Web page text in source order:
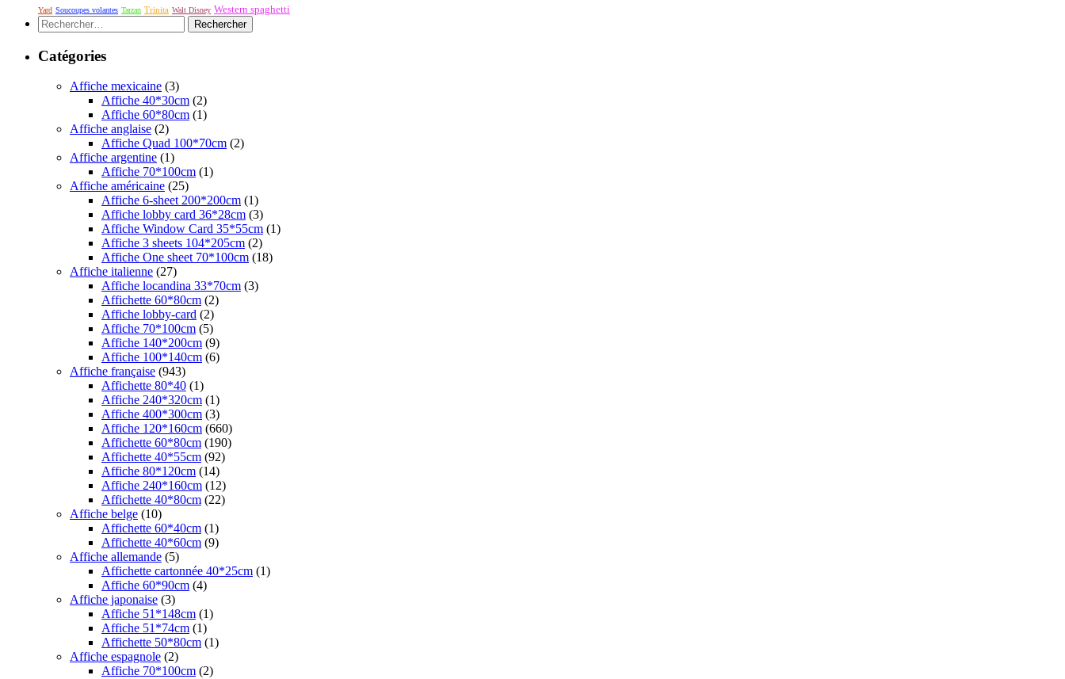
Yard Soucoupes volantes Tarzan Trinita Walt Disney Western spaghetti
Rechercher :
Catégories
Affiche mexicaine (3)
Affiche 40*30cm (2)
Affiche 60*80cm (1)
Affiche anglaise (2)
Affiche Quad 100*70cm (2)
Affiche argentine (1)
Affiche 70*100cm (1)
Affiche américaine (25)
Affiche 6-sheet 200*200cm (1)
Affiche lobby card 36*28cm (3)
Affiche Window Card 35*55cm (1)
Affiche 3 sheets 104*205cm (2)
Affiche One sheet 70*100cm (18)
Affiche italienne (27)
Affiche locandina 33*70cm (3)
Affichette 60*80cm (2)
Affiche lobby-card (2)
Affiche 70*100cm (5)
Affiche 140*200cm (9)
Affiche 100*140cm (6)
Affiche française (943)
Affichette 80*40 (1)
Affiche 240*320cm (1)
Affiche 400*300cm (3)
Affiche 120*160cm (660)
Affichette 60*80cm (190)
Affichette 40*55cm (92)
Affiche 80*120cm (14)
Affiche 240*160cm (12)
Affichette 40*80cm (22)
Affiche belge (10)
Affichette 60*40cm (1)
Affichette 40*60cm (9)
Affiche allemande (5)
Affichette cartonnée 40*25cm (1)
Affiche 60*90cm (4)
Affiche japonaise (3)
Affiche 51*148cm (1)
Affiche 51*74cm (1)
Affichette 50*80cm (1)
Affiche espagnole (2)
Affiche 70*100cm (2)